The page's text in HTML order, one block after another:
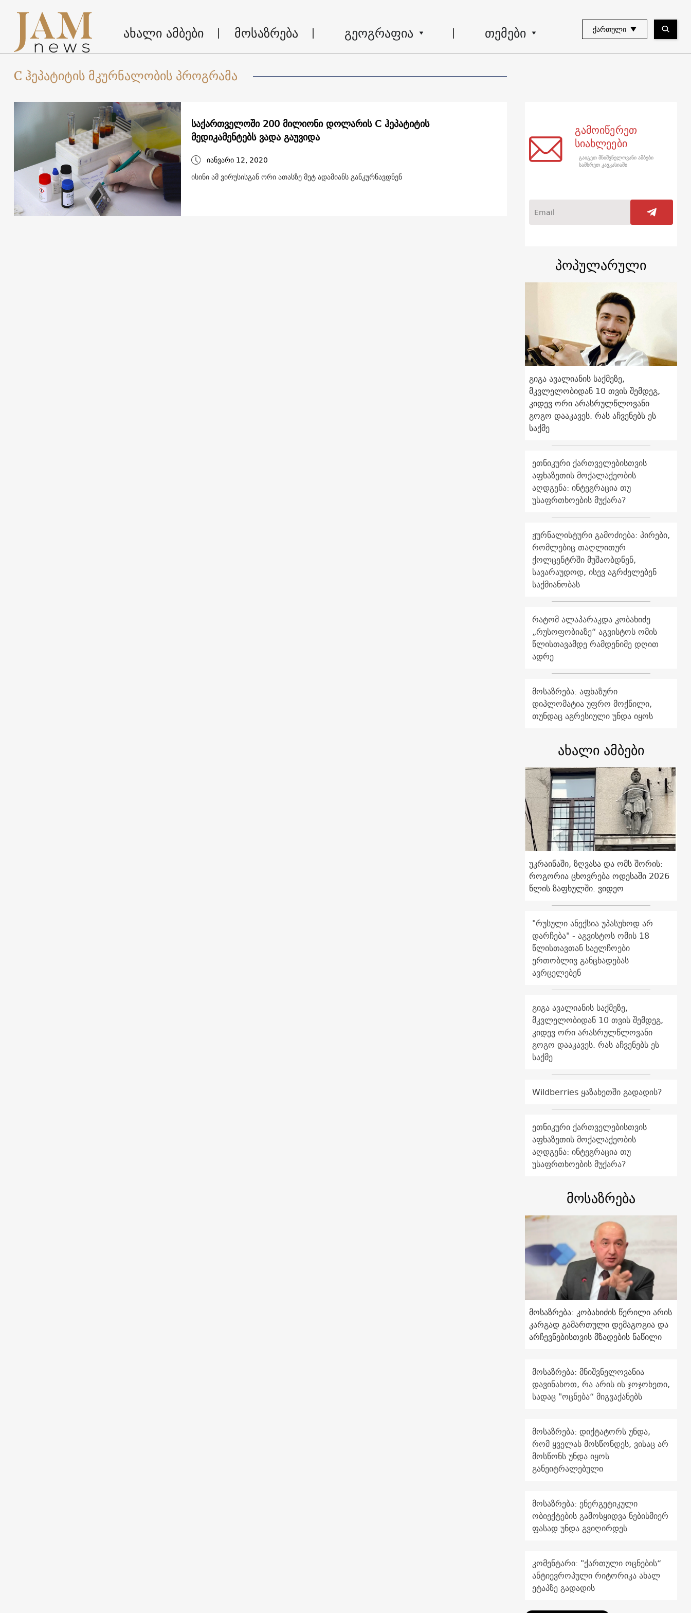
ახალი ამბები მოსაზრება გეოგრაფია თემები ᲥᲐᲠᲗᲣᲚᲘ
C ჰეპატიტის მკურნალობის პროგრამა
საქართველოში 200 მილიონი დოლარის C ჰეპატიტის
მედიკამენტებს ვადა გაუვიდა
იანვარი 12, 2020
ისინი ამ ვირუსისგან ორი ათასზე მეტ ადამიანს განკურნავდნენ
გამოიწერეთ
სიახლეები
გაიგეთ მნიშვნელოვანი ამბები
სამხრეთ კავკასიაში
პოპულარული
გიგა ავალიანის საქმეზე,
მკვლელობიდან 10 თვის შემდეგ,
კიდევ ორი არასრულწლოვანი
გოგო დააკავეს. რას აჩვენებს ეს
საქმე
ეთნიკური ქართველებისთვის
აფხაზეთის მოქალაქეობის
აღდგენა: ინტეგრაცია თუ
უსაფრთხოების მუქარა?
ჟურნალისტური გამოძიება: პირები,
რომლებიც თაღლითურ
ქოლცენტრში მუშაობდნენ,
სავარაუდოდ, ისევ აგრძელებენ
საქმიანობას
რატომ ალაპარაკდა კობახიძე
„რუსოფობიაზე“ აგვისტოს ომის
წლისთავამდე რამდენიმე დღით
ადრე
მოსაზრება: აფხაზური
დიპლომატია უფრო მოქნილი,
თუნდაც აგრესიული უნდა იყოს
ახალი ამბები
უკრაინაში, ზღვასა და ომს შორის:
როგორია ცხოვრება ოდესაში 2026
წლის ზაფხულში. ვიდეო
"რუსული ანექსია უპასუხოდ არ
დარჩება" - აგვისტოს ომის 18
წლისთავთან საელჩოები
ერთობლივ განცხადებას
ავრცელებენ
გიგა ავალიანის საქმეზე,
მკვლელობიდან 10 თვის შემდეგ,
კიდევ ორი არასრულწლოვანი
გოგო დააკავეს. რას აჩვენებს ეს
საქმე
Wildberries ყაზახეთში გადადის?
ეთნიკური ქართველებისთვის
აფხაზეთის მოქალაქეობის
აღდგენა: ინტეგრაცია თუ
უსაფრთხოების მუქარა?
მოსაზრება
მოსაზრება: კობახიძის წერილი არის
კარგად გამართული დემაგოგია და
არჩევნებისთვის მზადების ნაწილი
მოსაზრება: მნიშვნელოვანია
დავინახოთ, რა არის ის ჯოჯოხეთი,
სადაც "ოცნება“ მიგვაქანებს
მოსაზრება: დიქტატორს უნდა,
რომ ყველას მოსწონდეს, ვისაც არ
მოსწონს უნდა იყოს
განეიტრალებული
მოსაზრება: ენერგეტიკული
ობიექტების გამოსყიდვა ნებისმიერ
ფასად უნდა გვიღირდეს
კომენტარი: "ქართული ოცნების“
ანტიევროპული რიტორიკა ახალ
ეტაპზე გადადის